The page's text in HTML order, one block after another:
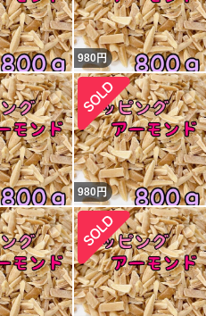
980円
980円